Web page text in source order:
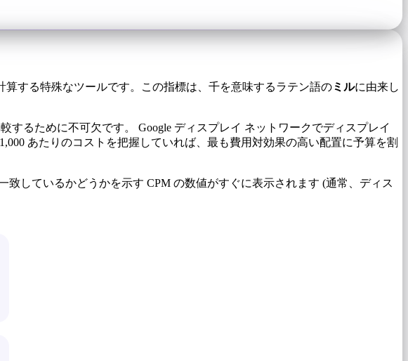
する特殊なツールです。この指標は、千を意味するラテン語のミルに由来し
るために不可欠です。 Google ディスプレイ ネットワークでディスプレイ
あたりのコストを把握していれば、最も費用対効果の高い配置に予算を割
しているかどうかを示す CPM の数値がすぐに表示されます (通常、ディス